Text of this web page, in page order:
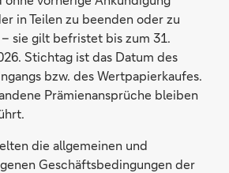
in Teilen zu beenden oder zu
sie gilt befristet bis zum 31.
Stichtag ist das Datum des
bzw. des Wertpapierkaufes.
Prämienansprüche bleiben
die allgemeinen und
Geschäftsbedingungen der